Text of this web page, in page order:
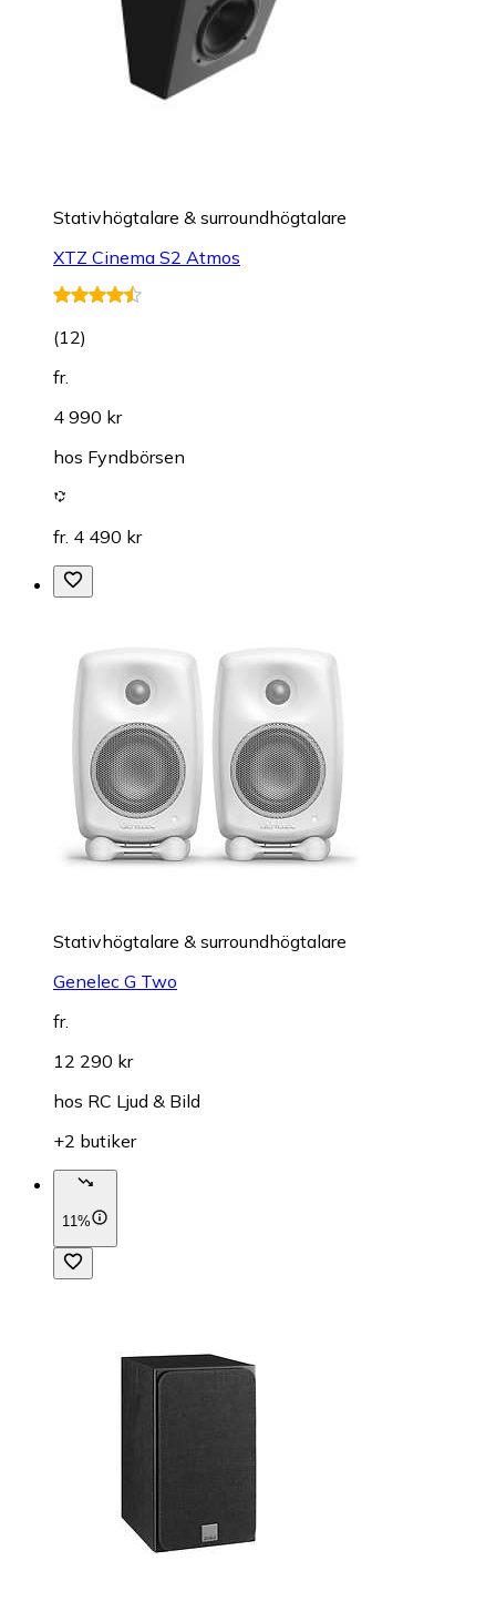
Stativhögtalare & surroundhögtalare
XTZ Cinema S2 Atmos
(12)
fr.
4 990 kr
hos Fyndbörsen
fr. 4 490 kr
Stativhögtalare & surroundhögtalare
Genelec G Two
fr.
12 290 kr
hos RC Ljud & Bild
+2 butiker
11%